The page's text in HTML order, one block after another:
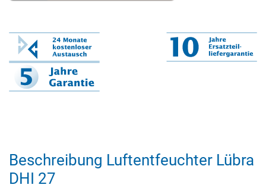
Beschreibung Luftentfeuchter Lübra
DHI 27